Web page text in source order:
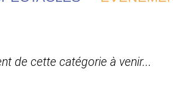
de cette catégorie à venir...